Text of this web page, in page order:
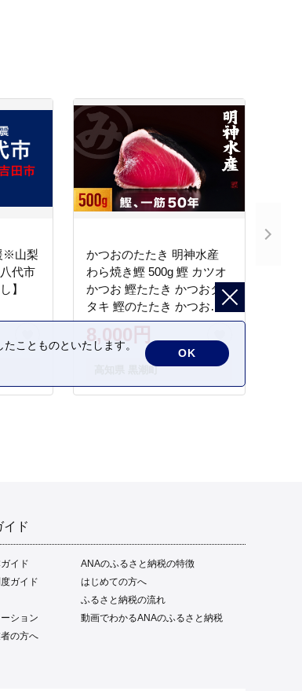
※山梨
代市
】
かつおのたたき 明神水産
わら焼き鰹 500g 鰹 カツオ
かつお 鰹たたき かつおタ
タキ 鰹のたたき かつおの
タタキ 藁焼き わら焼き 魚
さかな 海鮮 刺身 お刺身 冷
凍 ご家庭用 グルメ 特産品
フト 贈答品 人気 返礼品 ふ
8,000円
高知県 黒潮町
イド
イド
ANAのふるさと納税の特徴
ガイド
はじめての方へ
ふるさと納税の流れ
ション
動画でわかるANAのふるさと納税
の方へ
ことものといたします。
OK